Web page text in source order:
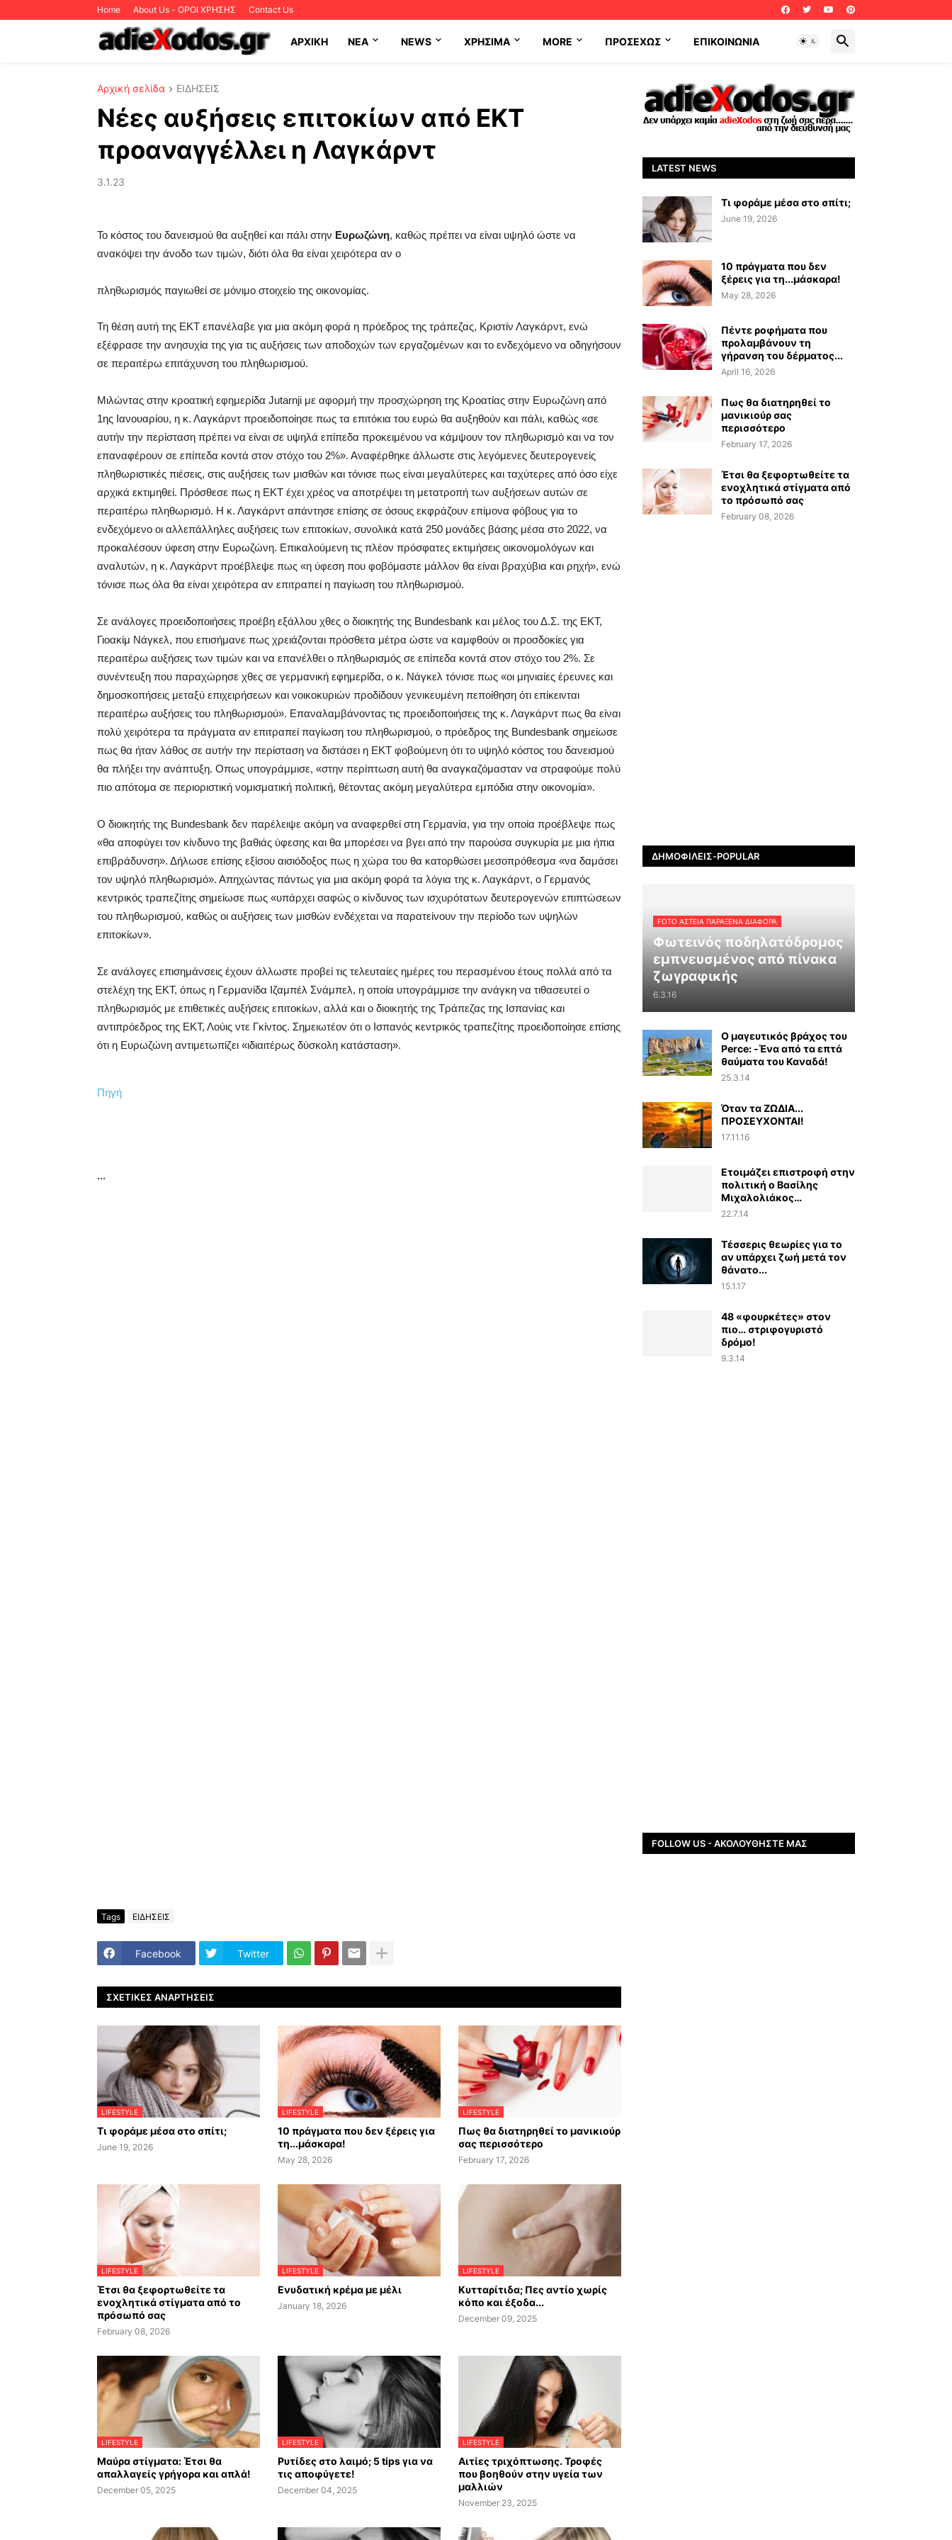
Home About Us - ΟΡΟΙ ΧΡΗΣΗΣ Contact Us
ΑΡΧΙΚΗ NEA NEWS ΧΡΉΣΙΜΑ MORE ΠΡΟΣΕΧΩΣ ΕΠΙΚΟΙΝΩΝΊΑ
Αρχική σελίδα ΕΙΔΗΣΕΙΣ
Νέες αυξήσεις επιτοκίων από ΕΚΤ
προαναγγέλλει η Λαγκάρντ
3.1.23
Το κόστος του δανεισμού θα αυξηθεί και πάλι στην Ευρωζώνη, καθώς πρέπει να είναι υψηλό ώστε να
ανακόψει την άνοδο των τιμών, διότι όλα θα είναι χειρότερα αν ο
πληθωρισμός παγιωθεί σε μόνιμο στοιχείο της οικονομίας.
Τη θέση αυτή της ΕΚΤ επανέλαβε για μια ακόμη φορά η πρόεδρος της τράπεζας, Κριστίν Λαγκάρντ, ενώ
εξέφρασε την ανησυχία της για τις αυξήσεις των αποδοχών των εργαζομένων και το ενδεχόμενο να οδηγήσουν
σε περαιτέρω επιτάχυνση του πληθωρισμού.
Μιλώντας στην κροατική εφημερίδα Jutarnji με αφορμή την προσχώρηση της Κροατίας στην Ευρωζώνη από
1ης Ιανουαρίου, η κ. Λαγκάρντ προειδοποίησε πως τα επιτόκια του ευρώ θα αυξηθούν και πάλι, καθώς «σε
αυτήν την περίσταση πρέπει να είναι σε υψηλά επίπεδα προκειμένου να κάμψουν τον πληθωρισμό και να τον
επαναφέρουν σε επίπεδα κοντά στον στόχο του 2%». Αναφέρθηκε άλλωστε στις λεγόμενες δευτερογενείς
πληθωριστικές πιέσεις, στις αυξήσεις των μισθών και τόνισε πως είναι μεγαλύτερες και ταχύτερες από όσο είχε
αρχικά εκτιμηθεί. Πρόσθεσε πως η ΕΚΤ έχει χρέος να αποτρέψει τη μετατροπή των αυξήσεων αυτών σε
περαιτέρω πληθωρισμό. Η κ. Λαγκάρντ απάντησε επίσης σε όσους εκφράζουν επίμονα φόβους για το
ενδεχόμενο οι αλλεπάλληλες αυξήσεις των επιτοκίων, συνολικά κατά 250 μονάδες βάσης μέσα στο 2022, να
προκαλέσουν ύφεση στην Ευρωζώνη. Επικαλούμενη τις πλέον πρόσφατες εκτιμήσεις οικονομολόγων και
αναλυτών, η κ. Λαγκάρντ προέβλεψε πως «η ύφεση που φοβόμαστε μάλλον θα είναι βραχύβια και ρηχή», ενώ
τόνισε πως όλα θα είναι χειρότερα αν επιτραπεί η παγίωση του πληθωρισμού.
Σε ανάλογες προειδοποιήσεις προέβη εξάλλου χθες ο διοικητής της Bundesbank και μέλος του Δ.Σ. της ΕΚΤ,
Γιοακίμ Νάγκελ, που επισήμανε πως χρειάζονται πρόσθετα μέτρα ώστε να καμφθούν οι προσδοκίες για
περαιτέρω αυξήσεις των τιμών και να επανέλθει ο πληθωρισμός σε επίπεδα κοντά στον στόχο του 2%. Σε
συνέντευξη που παραχώρησε χθες σε γερμανική εφημερίδα, ο κ. Νάγκελ τόνισε πως «οι μηνιαίες έρευνες και
δημοσκοπήσεις μεταξύ επιχειρήσεων και νοικοκυριών προδίδουν γενικευμένη πεποίθηση ότι επίκεινται
περαιτέρω αυξήσεις του πληθωρισμού». Επαναλαμβάνοντας τις προειδοποιήσεις της κ. Λαγκάρντ πως θα είναι
πολύ χειρότερα τα πράγματα αν επιτραπεί παγίωση του πληθωρισμού, ο πρόεδρος της Bundesbank σημείωσε
πως θα ήταν λάθος σε αυτήν την περίσταση να διστάσει η ΕΚΤ φοβούμενη ότι το υψηλό κόστος του δανεισμού
θα πλήξει την ανάπτυξη. Οπως υπογράμμισε, «στην περίπτωση αυτή θα αναγκαζόμασταν να στραφούμε πολύ
πιο απότομα σε περιοριστική νομισματική πολιτική, θέτοντας ακόμη μεγαλύτερα εμπόδια στην οικονομία».
Ο διοικητής της Bundesbank δεν παρέλειψε ακόμη να αναφερθεί στη Γερμανία, για την οποία προέβλεψε πως
«θα αποφύγει τον κίνδυνο της βαθιάς ύφεσης και θα μπορέσει να βγει από την παρούσα συγκυρία με μια ήπια
επιβράδυνση». Δήλωσε επίσης εξίσου αισιόδοξος πως η χώρα του θα κατορθώσει μεσοπρόθεσμα «να δαμάσει
τον υψηλό πληθωρισμό». Απηχώντας πάντως για μια ακόμη φορά τα λόγια της κ. Λαγκάρντ, ο Γερμανός
κεντρικός τραπεζίτης σημείωσε πως «υπάρχει σαφώς ο κίνδυνος των ισχυρότατων δευτερογενών επιπτώσεων
του πληθωρισμού, καθώς οι αυξήσεις των μισθών ενδέχεται να παρατείνουν την περίοδο των υψηλών
επιτοκίων».
Σε ανάλογες επισημάνσεις έχουν άλλωστε προβεί τις τελευταίες ημέρες του περασμένου έτους πολλά από τα
στελέχη της ΕΚΤ, όπως η Γερμανίδα Ιζαμπέλ Σνάμπελ, η οποία υπογράμμισε την ανάγκη να τιθασευτεί ο
πληθωρισμός με επιθετικές αυξήσεις επιτοκίων, αλλά και ο διοικητής της Τράπεζας της Ισπανίας και
αντιπρόεδρος της ΕΚΤ, Λούις ντε Γκίντος. Σημειωτέον ότι ο Ισπανός κεντρικός τραπεζίτης προειδοποίησε επίσης
ότι η Ευρωζώνη αντιμετωπίζει «ιδιαιτέρως δύσκολη κατάσταση».
Πηγή
...
Tags ΕΙΔΗΣΕΙΣ
Facebook Twitter
ΣΧΕΤΙΚΈΣ ΑΝΑΡΤΉΣΕΙΣ
LIFESTYLE
Τι φοράμε μέσα στο σπίτι;
June 19, 2026
LIFESTYLE
10 πράγματα που δεν ξέρεις για
τη...μάσκαρα!
May 28, 2026
LIFESTYLE
Πως θα διατηρηθεί το μανικιούρ
σας περισσότερο
February 17, 2026
LIFESTYLE
Έτσι θα ξεφορτωθείτε τα
ενοχλητικά στίγματα από το
πρόσωπό σας
February 08, 2026
LIFESTYLE
Ενυδατική κρέμα με μέλι
January 18, 2026
LIFESTYLE
Κυτταρίτιδα; Πες αντίο χωρίς
κόπο και έξοδα...
December 09, 2025
LIFESTYLE
Μαύρα στίγματα: Έτσι θα
απαλλαγείς γρήγορα και απλά!
December 05, 2025
LIFESTYLE
Ρυτίδες στο λαιμό; 5 tips για να
τις αποφύγετε!
December 04, 2025
LIFESTYLE
Αιτίες τριχόπτωσης. Τροφές
που βοηθούν στην υγεία των
μαλλιών
November 23, 2025
LATEST NEWS
Τι φοράμε μέσα στο σπίτι;
June 19, 2026
10 πράγματα που δεν
ξέρεις για τη...μάσκαρα!
May 28, 2026
Πέντε ροφήματα που
προλαμβάνουν τη
γήρανση του δέρματος...
April 16, 2026
Πως θα διατηρηθεί το
μανικιούρ σας
περισσότερο
February 17, 2026
Έτσι θα ξεφορτωθείτε τα
ενοχλητικά στίγματα από
το πρόσωπό σας
February 08, 2026
ΔΗΜΟΦΙΛΕΊΣ-POPULAR
FOTO ΑΣΤΕΙΑ ΠΑΡΑΞΕΝΑ ΔΙΑΦΟΡΑ
Φωτεινός ποδηλατόδρομος
εμπνευσμένος από πίνακα
ζωγραφικής
6.3.16
Ο μαγευτικός βράχος του
Perce: -Ένα από τα επτά
θαύματα του Καναδά!
25.3.14
Όταν τα ΖΩΔΙΑ...
ΠΡΟΣΕΥΧΟΝΤΑΙ!
17.11.16
Ετοιμάζει επιστροφή στην
πολιτική ο Βασίλης
Μιχαλολιάκος…
22.7.14
Τέσσερις θεωρίες για το
αν υπάρχει ζωή μετά τον
θάνατο...
15.1.17
48 «φουρκέτες» στον
πιο… στριφογυριστό
δρόμο!
9.3.14
FOLLOW US - ΑΚΟΛΟΥΘΉΣΤΕ ΜΑΣ